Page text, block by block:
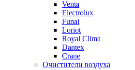
Venta
Electrolux
Funai
Loriot
Royal Clima
Dantex
Crane
Очистители воздуха